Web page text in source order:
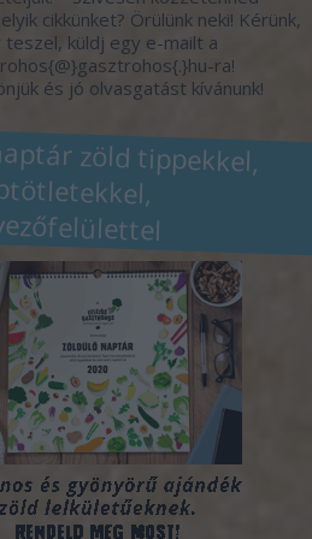
cikkünket? Örülünk neki! Kérünk,
teszel, küldj egy e-mailt a
ra!
és jó olvasgatást kívánunk!
zöld tippekkel,